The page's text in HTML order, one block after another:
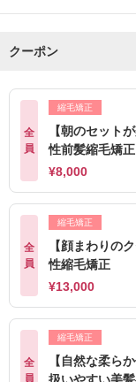
クーポン
全
員
縮毛矯正
【朝のセット
性前髪縮毛矯正
¥8,000
全
員
縮毛矯正
【顔まわりの
性縮毛矯正
¥13,000
全
員
縮毛矯正
【自然な柔ら